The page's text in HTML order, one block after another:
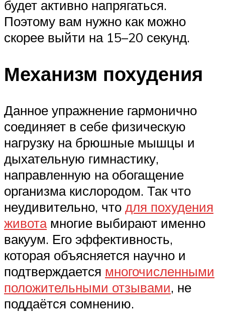
будет активно напрягаться.
Поэтому вам нужно как можно
скорее выйти на 15–20 секунд.
Механизм похудения
Данное упражнение гармонично
соединяет в себе физическую
нагрузку на брюшные мышцы и
дыхательную гимнастику,
направленную на обогащение
организма кислородом. Так что
неудивительно, что для похудения
животамногие выбирают именно
вакуум. Его эффективность,
которая объясняется научно и
подтверждается многочисленными
положительными отзывами, не
поддаётся сомнению.